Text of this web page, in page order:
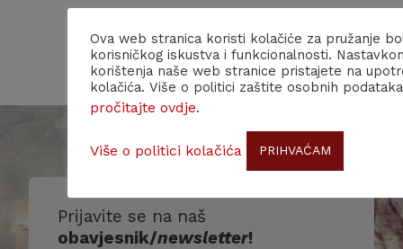
Prijavite se na naš
obavjesnik/newsletter!
Ova web stranica koristi kolačiće za pružanje
korisničkog iskustva i funkcionalnosti.
korištenja naše web stranice pristajete na
kolačića. Više o politici zaštite osobnih podataka
pročitajte ovdje.
Više o politici kolačića PRIHVAĆAM